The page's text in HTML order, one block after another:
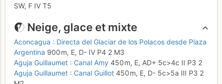
SW, F IV T5
Neige, glace et mixte
Aconcagua : Directa del Glaciar de los Polacos desde Plaza
Argentina 900 m, E, D- IV P4 2 M3
Aguja Guillaumet : Canal Amy 450 m, E, AD+ 5c>4c II P3 2
Aguja Guillaumet : Canal Guillot 450 m, E, D- 5c>5a III P3 2